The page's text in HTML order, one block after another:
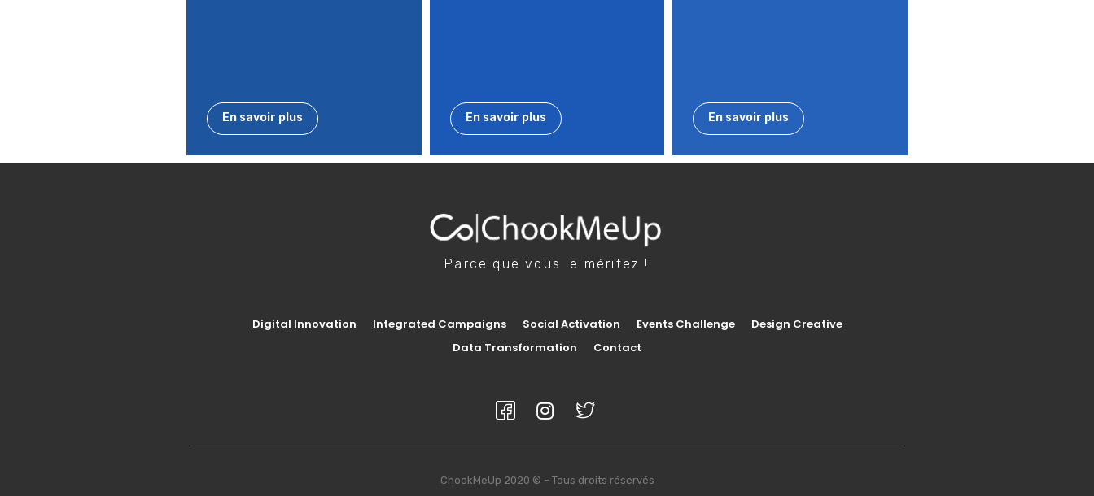
En savoir plus En savoir plus En savoir plus
Parce que vous le méritez !
Digital Innovation Integrated Campaigns Social Activation Events Challenge
Design Creative
Data Transformation
Contact
ChookMeUp 2020 © – Tous droits réservés